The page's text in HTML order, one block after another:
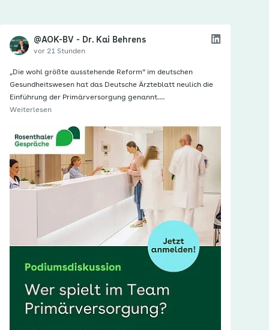
@AOK-BV - Dr. Kai Behrens
vor 21 Stunden
„Die wohl größte ausstehende Reform“ im deutschen
Gesundheitswesen hat das Deutsche Ärzteblatt neulich die
Einführung der Primärversorgung genannt.…
Weiterlesen